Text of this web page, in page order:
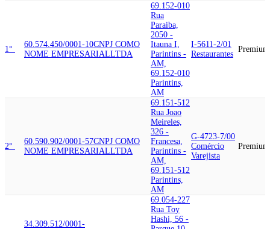
1°
60.574.450/0001-10CNPJ COMO
NOME EMPRESARIALLTDA
69.152-010
Rua
Paraiba,
2050 -
Itauna I,
Parintins -
AM,
69.152-010
Parintins,
AM
I-5611-2/01
Restaurantes
Premium
2°
60.590.902/0001-57CNPJ COMO
NOME EMPRESARIALLTDA
69.151-512
Rua Joao
Meireles,
326 -
Francesa,
Parintins -
AM,
69.151-512
Parintins,
AM
G-4723-7/00
Comércio
Varejista
Premium
34.309.512/0001-
69.054-227
Rua Toy
Hashi, 56 -